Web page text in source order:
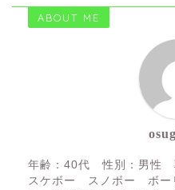
ABOUT ME
年齢：40代 性別：男性
スケボー スノボー ボ